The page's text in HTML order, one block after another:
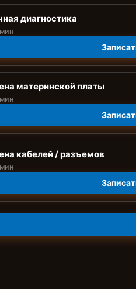
диагностика
материнской платы
кабелей / разъемов